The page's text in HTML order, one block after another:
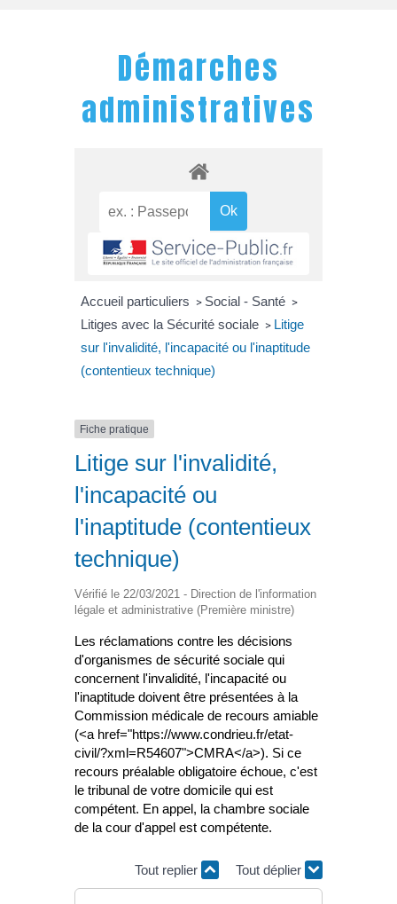
Démarches
administratives
Accueil particuliers > Social - Santé >
Litiges avec la Sécurité sociale > Litige
sur l'invalidité, l'incapacité ou l'inaptitude
(contentieux technique)
Fiche pratique
Litige sur l'invalidité,
l'incapacité ou
l'inaptitude (contentieux
technique)
Vérifié le 22/03/2021 - Direction de l'information
légale et administrative (Première ministre)
Les réclamations contre les décisions
d'organismes de sécurité sociale qui
concernent l'invalidité, l'incapacité ou
l'inaptitude doivent être présentées à la
Commission médicale de recours amiable
(<a href="https://www.condrieu.fr/etat-
civil/?xml=R54607">CMRA</a>). Si ce
recours préalable obligatoire échoue, c'est
le tribunal de votre domicile qui est
compétent. En appel, la chambre sociale
de la cour d'appel est compétente.
Tout replier Tout déplier